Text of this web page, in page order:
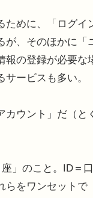
めに、「ログイ
、そのほかに「
の登録が必要
ービスも多い。
ウント」だ（と
のこと。ID＝
をワンセットで